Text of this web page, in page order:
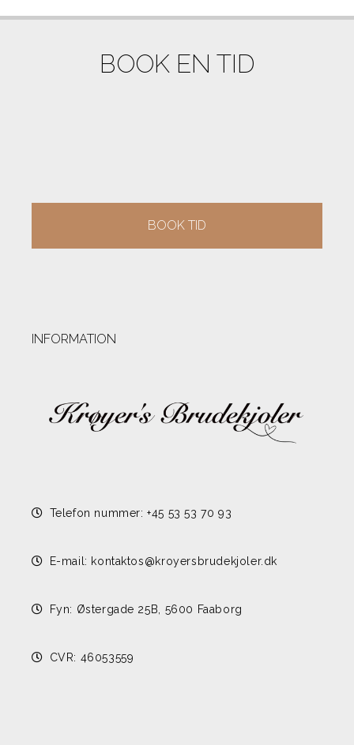
BOOK EN TID
BOOK TID
INFORMATION
Telefon nummer: +45 53 53 70 93
E-mail: kontaktos@kroyersbrudekjoler.dk
Fyn: Østergade 25B, 5600 Faaborg
CVR: 46053559